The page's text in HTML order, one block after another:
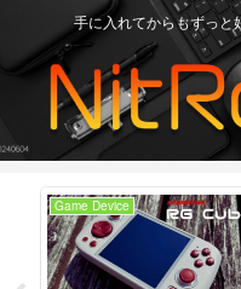
手に入れてからもずっ
Game Device